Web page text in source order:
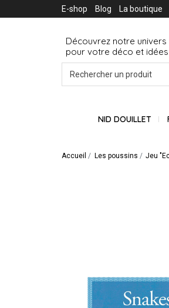
E-shop Blog La boutique
Découvrez notre
pour votre déco et
NID DOUILLET
Accueil Les poussins Jeu